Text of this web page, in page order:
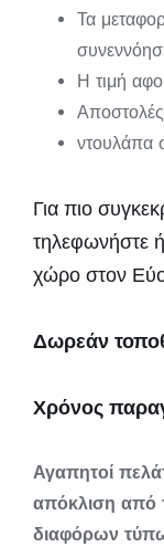
Τα
Η τιμή
ντουλάπα
Για πιο
τηλεφωνήστε
χώρο στον
Δωρεάν
Χρόνος
Αγαπητοί
απόκλιση από
διαφόρων